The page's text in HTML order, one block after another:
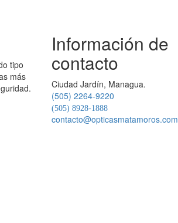
tipo
más
Información de
contacto
Ciudad Jardín, Managua.
(505) 2264-9220
(505) 8928-1888
contacto@opticasmatamoros.com